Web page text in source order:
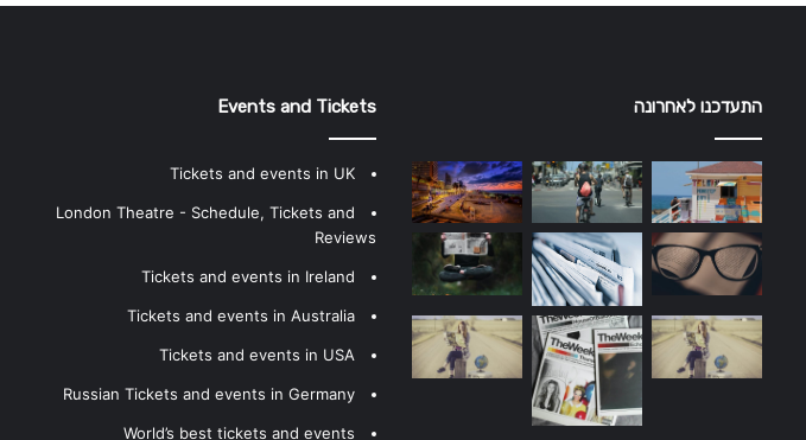
התעדכנו לאחרונה Events and Tickets
Tickets and events in UK
London Theatre - Schedule, Tickets and
Reviews
Tickets and events in Ireland
Tickets and events in Australia
Tickets and events in USA
Russian Tickets and events in Germany
World’s best tickets and events